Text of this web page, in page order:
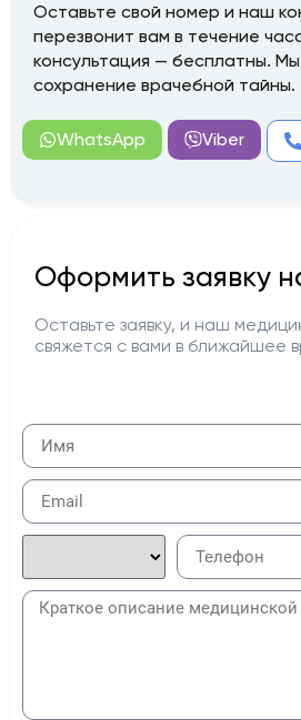
Оставьте свой номер и наш
перезвонит вам в течение
консультация — бесплатны.
сохранение врачебной тайны.
WhatsApp Viber
Оформить заявку
Оставьте заявку, и наш
свяжется с вами в ближайшее